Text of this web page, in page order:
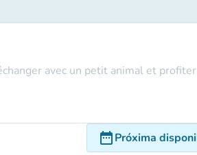
avec un petit animal et
date_rangePróxima